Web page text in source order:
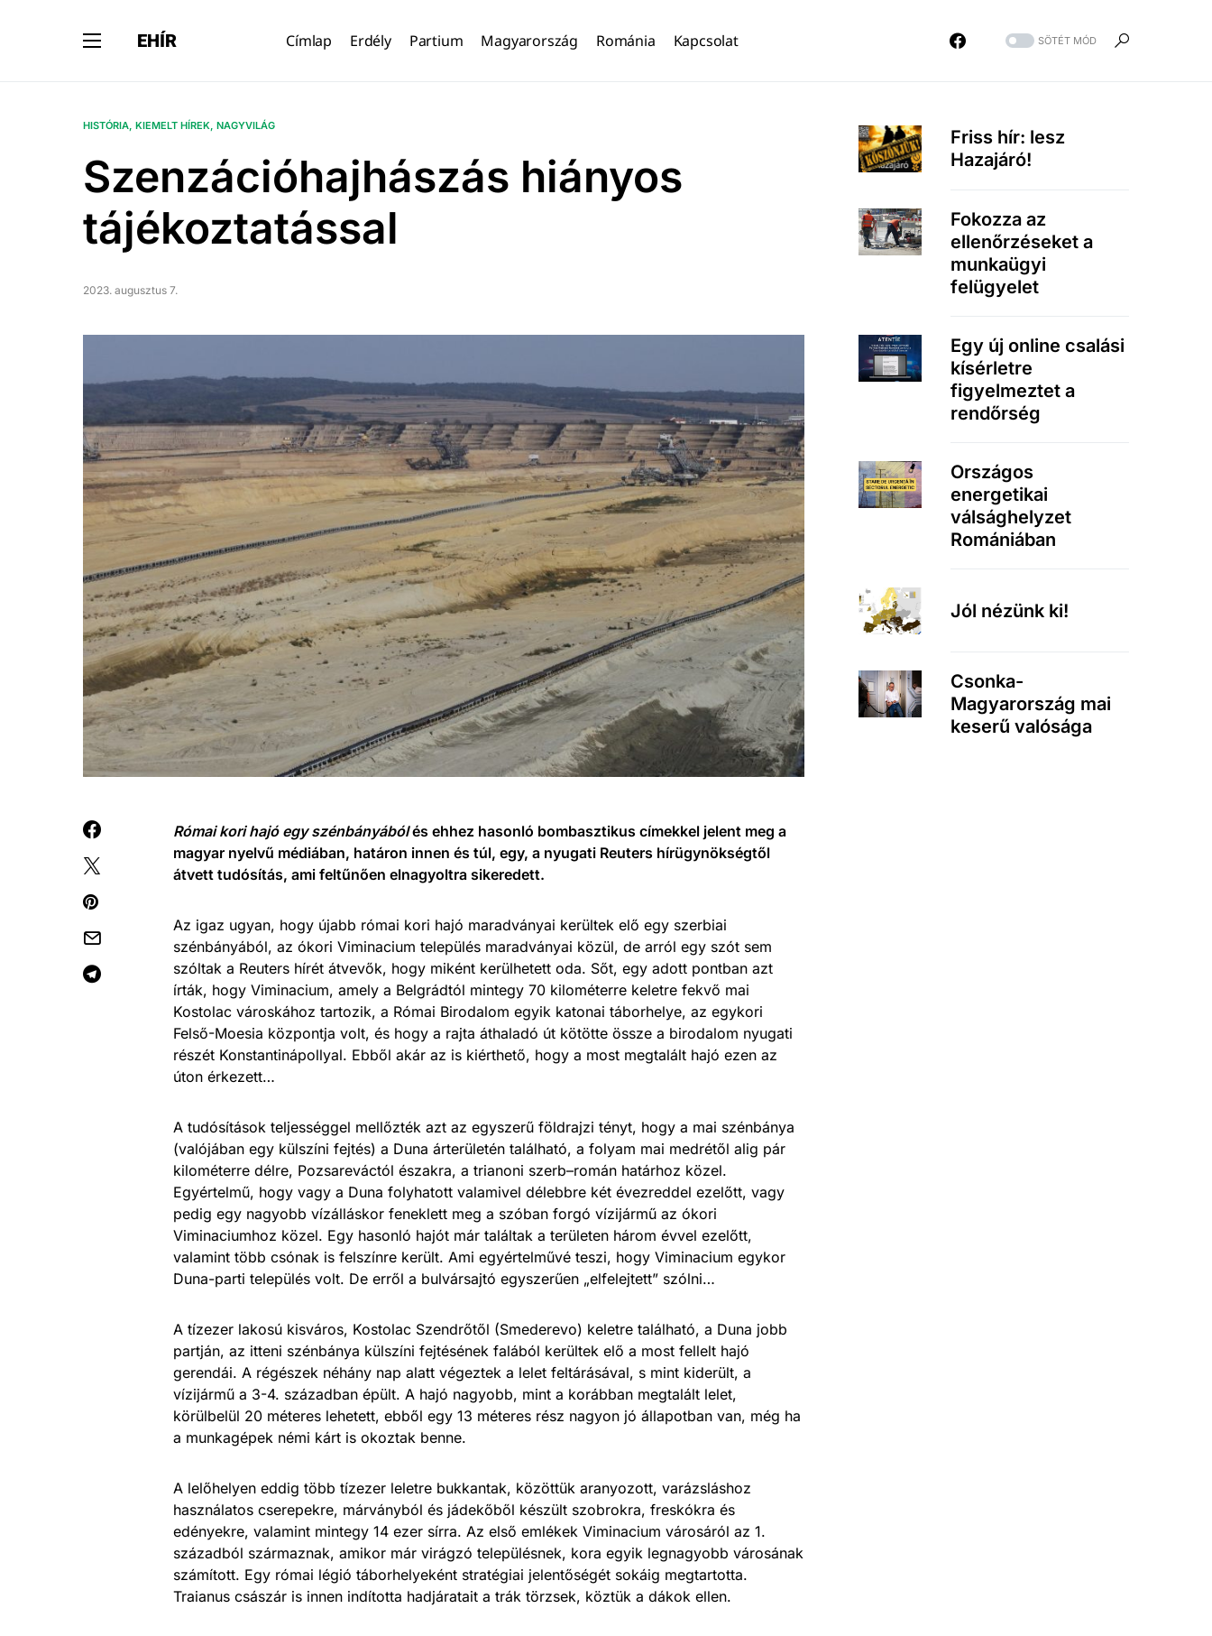
EHÍR Címlap Erdély Partium Magyarország Románia Kapcsolat SÖTÉT MÓD
HISTÓRIA KIEMELT HÍREK NAGYVILÁG
Szenzációhajhászás hiányos
tájékoztatással
2023. augusztus 7.
Római kori hajó egy szénbányábólés ehhez hasonló bombasztikus címekkel jelent meg a
magyar nyelvű médiában, határon innen és túl, egy, a nyugati Reuters hírügynökségtől
átvett tudósítás, ami feltűnően elnagyoltra sikeredett.
Az igaz ugyan, hogy újabb római kori hajó maradványai kerültek elő egy szerbiai
szénbányából, az ókori Viminacium település maradványai közül, de arról egy szót sem
szóltak a Reuters hírét átvevők, hogy miként kerülhetett oda. Sőt, egy adott pontban azt
írták, hogy Viminacium, amely a Belgrádtól mintegy 70 kilométerre keletre fekvő mai
Kostolac városkához tartozik, a Római Birodalom egyik katonai táborhelye, az egykori
Felső-Moesia központja volt, és hogy a rajta áthaladó út kötötte össze a birodalom nyugati
részét Konstantinápollyal. Ebből akár az is kiérthető, hogy a most megtalált hajó ezen az
úton érkezett…
A tudósítások teljességgel mellőzték azt az egyszerű földrajzi tényt, hogy a mai szénbánya
(valójában egy külszíni fejtés) a Duna árterületén található, a folyam mai medrétől alig pár
kilométerre délre, Pozsareváctól északra, a trianoni szerb–román határhoz közel.
Egyértelmű, hogy vagy a Duna folyhatott valamivel délebbre két évezreddel ezelőtt, vagy
pedig egy nagyobb vízálláskor feneklett meg a szóban forgó vízijármű az ókori
Viminaciumhoz közel. Egy hasonló hajót már találtak a területen három évvel ezelőtt,
valamint több csónak is felszínre került. Ami egyértelművé teszi, hogy Viminacium egykor
Duna-parti település volt. De erről a bulvársajtó egyszerűen „elfelejtett” szólni…
A tízezer lakosú kisváros, Kostolac Szendrőtől (Smederevo) keletre található, a Duna jobb
partján, az itteni szénbánya külszíni fejtésének falából kerültek elő a most fellelt hajó
gerendái. A régészek néhány nap alatt végeztek a lelet feltárásával, s mint kiderült, a
vízijármű a 3-4. században épült. A hajó nagyobb, mint a korábban megtalált lelet,
körülbelül 20 méteres lehetett, ebből egy 13 méteres rész nagyon jó állapotban van, még ha
a munkagépek némi kárt is okoztak benne.
A lelőhelyen eddig több tízezer leletre bukkantak, közöttük aranyozott, varázsláshoz
használatos cserepekre, márványból és jádekőből készült szobrokra, freskókra és
edényekre, valamint mintegy 14 ezer sírra. Az első emlékek Viminacium városáról az 1.
századból származnak, amikor már virágzó településnek, kora egyik legnagyobb városának
számított. Egy római légió táborhelyeként stratégiai jelentőségét sokáig megtartotta.
Traianus császár is innen indította hadjáratait a trák törzsek, köztük a dákok ellen.
Friss hír: lesz
Hazajáró!
Fokozza az
ellenőrzéseket a
munkaügyi
felügyelet
Egy új online csalási
kísérletre
figyelmeztet a
rendőrség
Országos
energetikai
válsághelyzet
Romániában
Jól nézünk ki!
Csonka-
Magyarország mai
keserű valósága